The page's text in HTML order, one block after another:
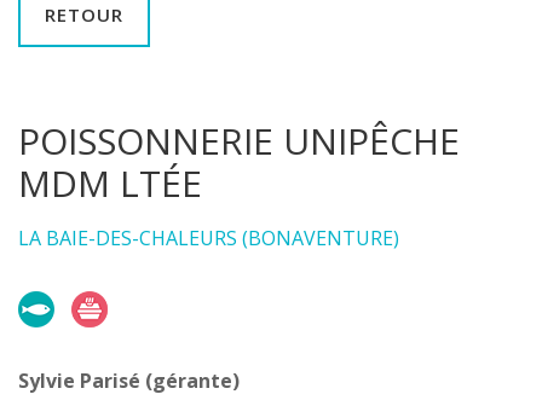
RETOUR
POISSONNERIE UNIPÊCHE
MDM LTÉE
LA BAIE-DES-CHALEURS (BONAVENTURE)
Sylvie Parisé (gérante)